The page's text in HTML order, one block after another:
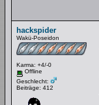
hackspider
Wakü-Poseidon
Karma: +4/-0
Offline
Geschlecht:
Beiträge: 412